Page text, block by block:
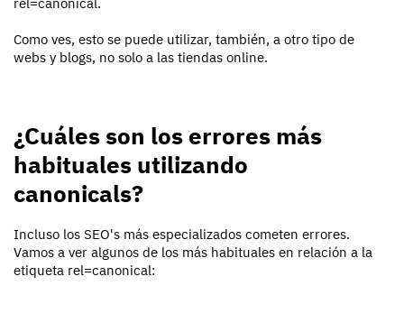
rel=canonical.
Como ves, esto se puede utilizar, también, a otro tipo de
webs y blogs, no solo a las tiendas online.
¿Cuáles son los errores más
habituales utilizando
canonicals?
Incluso los SEO's más especializados cometen errores.
Vamos a ver algunos de los más habituales en relación a la
etiqueta rel=canonical: